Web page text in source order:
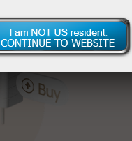
فوركس
عروض ترويجية وعروض خاصة أخرى.
تتشارك
نفس
عناصر